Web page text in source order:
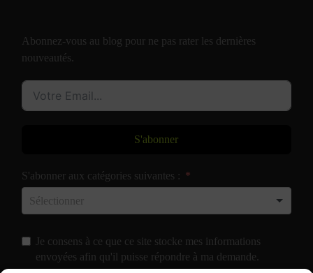
Abonnez-vous au blog pour ne pas rater les dernières
nouveautés.
S'abonner
S'abonner aux catégories suivantes :
Je consens à ce que ce site stocke mes informations
envoyées afin qu'il puisse répondre à ma demande.